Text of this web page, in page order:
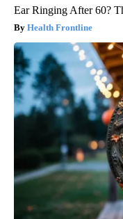
Ear Ringing After 60?
Health Frontline